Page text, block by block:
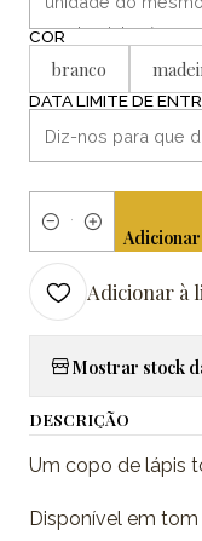
COR
branco
DATA LIMITE DE
Quantidade
Adicionar à
Mostrar stock
DESCRIÇÃO
Um copo de lápis
Disponível em